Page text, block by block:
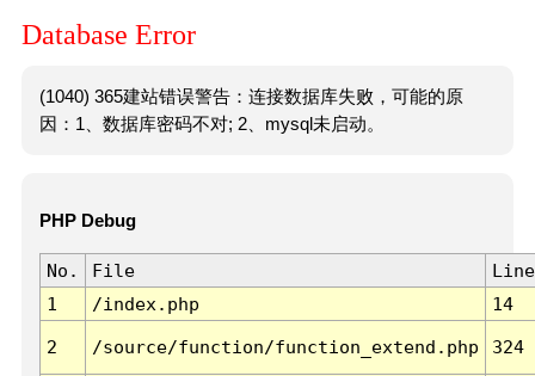
Database Error
(1040) 365建站错误警告：连接数据库失败，可能的原
因：1、数据库密码不对; 2、mysql未启动。
PHP Debug
No. File
Line
1
/index.php 14
2 /source/function/function_extend.php 324